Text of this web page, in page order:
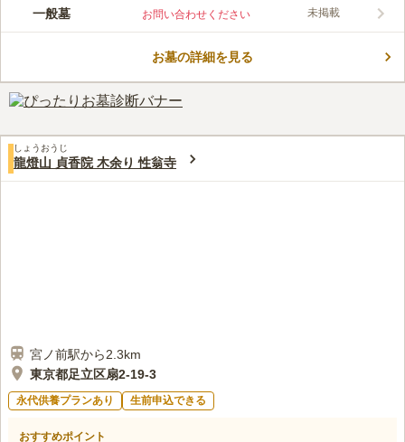
洗心浄苑は、京成本線「新三河島駅」から徒歩5分、都営バス
リアフリー設計なので、車椅子の方や身体の不自由な方でも安心
ンターロッキングを採用しています。 お墓は、多彩なデザイン
と石種からお好みで選ぶことができます。
口コミ評価
一般墓 お問い合わせください 未掲載
お墓の詳細を見る
しょうおうじ
龍燈山 貞香院 木余り 性翁寺
宮ノ前駅から2.3km
東京都足立区扇2-19-3
永代供養プランあり 生前申込できる
おすすめポイント